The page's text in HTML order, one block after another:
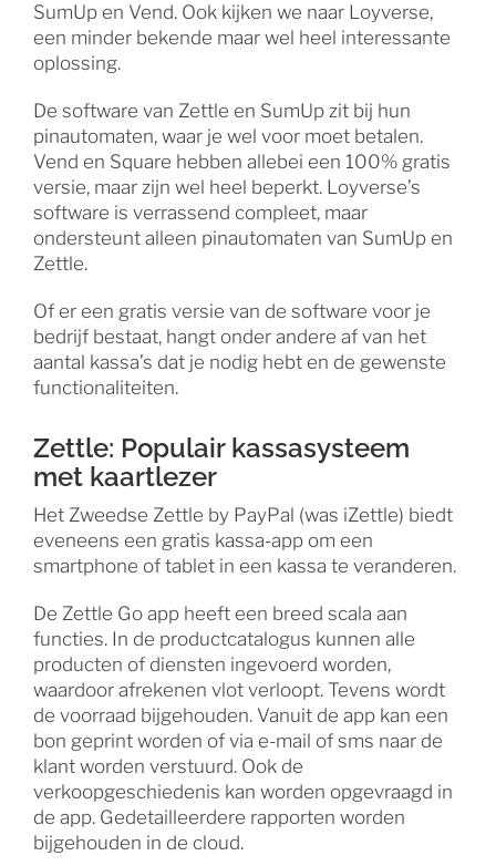
SumUp en Vend. Ook kijken we naar Loyverse,
een minder bekende maar wel heel interessante
oplossing.
De software van Zettle en SumUp zit bij hun
pinautomaten, waar je wel voor moet betalen.
Vend en Square hebben allebei een 100% gratis
versie, maar zijn wel heel beperkt. Loyverse’s
software is verrassend compleet, maar
ondersteunt alleen pinautomaten van SumUp en
Zettle.
Of er een gratis versie van de software voor je
bedrijf bestaat, hangt onder andere af van het
aantal kassa’s dat je nodig hebt en de gewenste
functionaliteiten.
Zettle: Populair kassasysteem
met kaartlezer
Het Zweedse Zettle by PayPal (was iZettle) biedt
eveneens een gratis kassa-app om een
smartphone of tablet in een kassa te veranderen.
De Zettle Go app heeft een breed scala aan
functies. In de productcatalogus kunnen alle
producten of diensten ingevoerd worden,
waardoor afrekenen vlot verloopt. Tevens wordt
de voorraad bijgehouden. Vanuit de app kan een
bon geprint worden of via e-mail of sms naar de
klant worden verstuurd. Ook de
verkoopgeschiedenis kan worden opgevraagd in
de app. Gedetailleerdere rapporten worden
bijgehouden in de cloud.